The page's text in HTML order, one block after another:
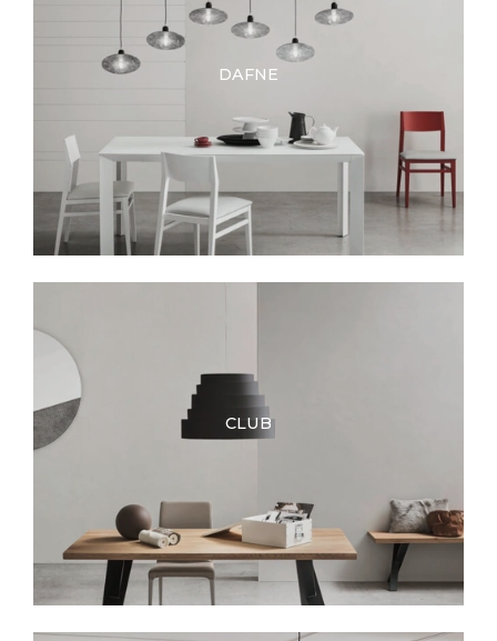
DAFNE
CLUB